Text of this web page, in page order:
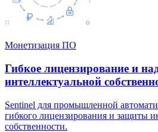
Монетизация ПО
Гибкое лицензирование и
интеллектуальной
Sentinel для промышленной
гибкого лицензирования и защиты
собственности.